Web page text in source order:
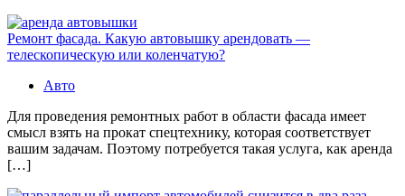
Ремонт фасада. Какую автовышку арендовать —
телескопическую или коленчатую?
Авто
Для проведения ремонтных работ в области фасада имеет
смысл взять на прокат спецтехнику, которая соответствует
вашим задачам. Поэтому потребуется такая услуга, как аренда
[…]